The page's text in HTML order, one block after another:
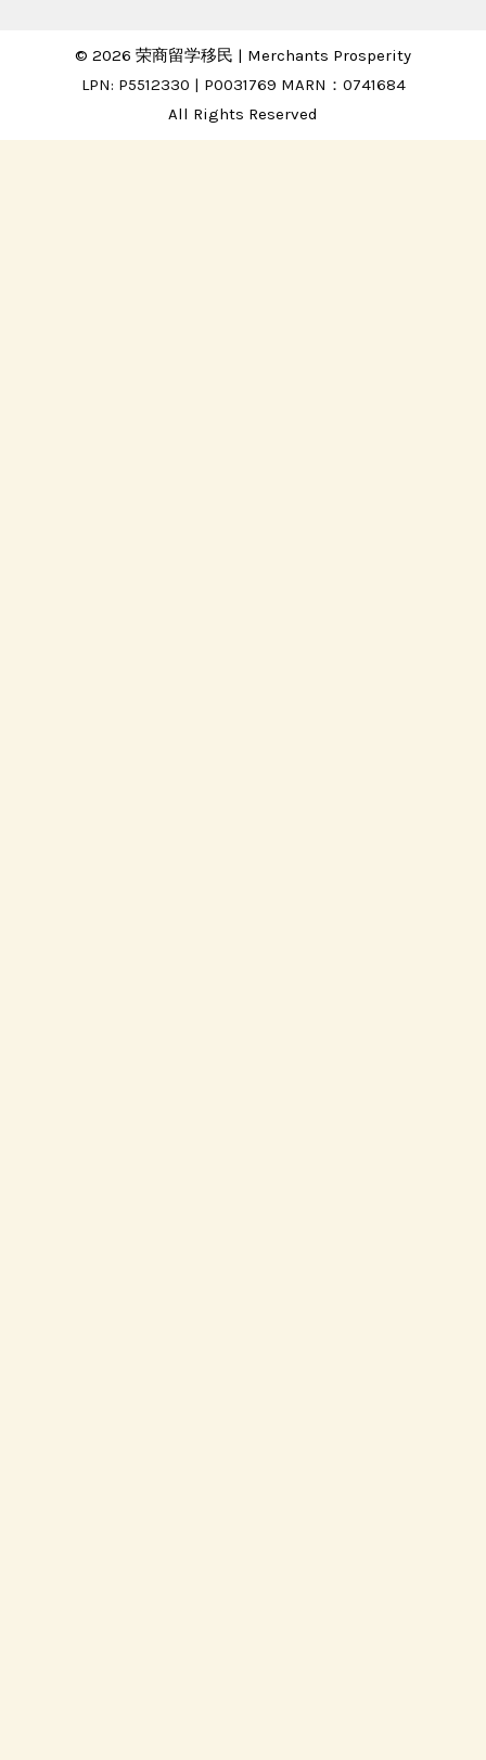
© 2026 荣商留学移民 | Merchants Prosperity
LPN: P5512330 | P0031769 MARN：0741684
All Rights Reserved